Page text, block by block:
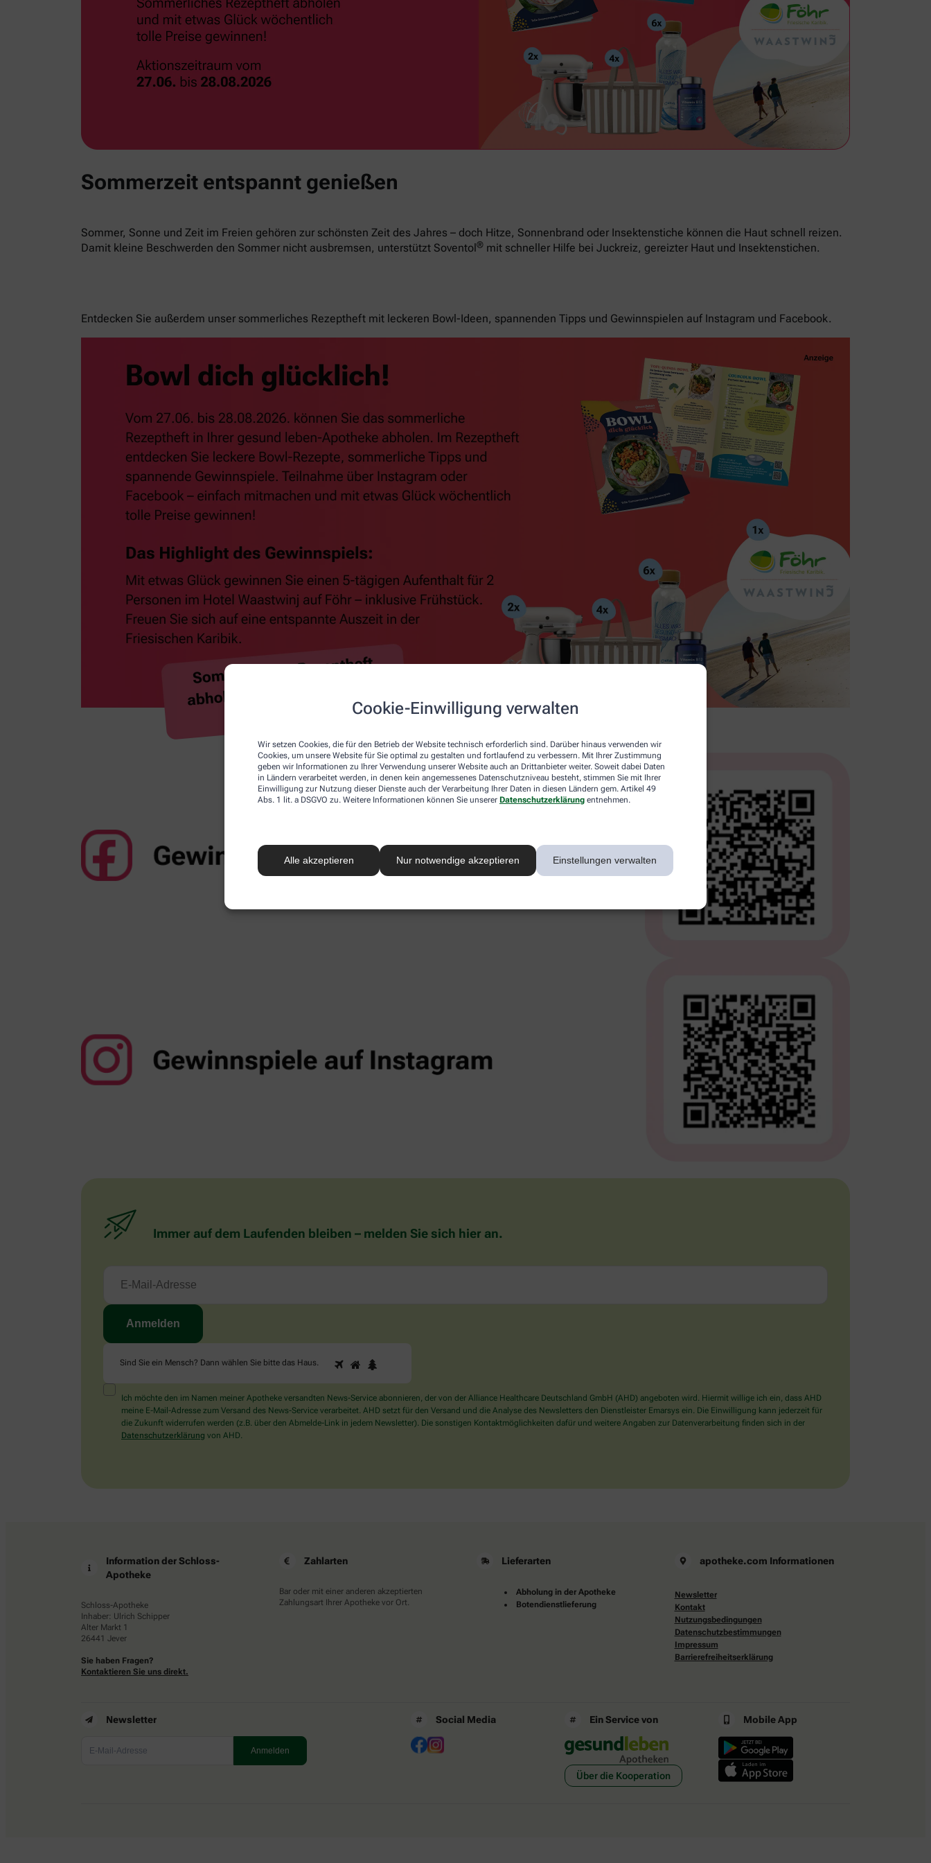
Cookie-Einwilligung verwalten
Wir setzen Cookies, die für den Betrieb der Website technisch erforderlich sind. Darüber hinaus verwenden wir
Cookies, um unsere Website für Sie optimal zu gestalten und fortlaufend zu verbessern. Mit Ihrer Zustimmung
geben wir Informationen zu Ihrer Verwendung unserer Website auch an Drittanbieter weiter. Soweit dabei Daten
in Ländern verarbeitet werden, in denen kein angemessenes Datenschutzniveau besteht, stimmen Sie mit Ihrer
Einwilligung zur Nutzung dieser Dienste auch der Verarbeitung Ihrer Daten in diesen Ländern gem. Artikel 49
Abs. 1 lit. a DSGVO zu. Weitere Informationen können Sie unserer Datenschutzerklärung entnehmen.
Alle akzeptieren Nur notwendige akzeptieren Einstellungen verwalten
Sommerzeit entspannt genießen
Sommer, Sonne und Zeit im Freien gehören zur schönsten Zeit des Jahres – doch Hitze, Sonnenbrand oder Insektenstiche können die Haut schnell reizen.
Damit kleine Beschwerden den Sommer nicht ausbremsen, unterstützt Soventol® mit schneller Hilfe bei Juckreiz, gereizter Haut und Insektenstichen.
Entdecken Sie außerdem unser sommerliches Rezeptheft mit leckeren Bowl-Ideen, spannenden Tipps und Gewinnspielen auf Instagram und Facebook.
Immer auf dem Laufenden bleiben – melden Sie sich hier an.
Sind Sie ein Mensch? Dann wählen Sie bitte das Haus.
Sind
Sie
Mensch?
Dann
wählen
1 2
Ich möchte den im Namen meiner Apotheke versandten News-Service abonnieren, der von der Alliance Healthcare Deutschland GmbH (AHD) angeboten wird. Hiermit willige ich ein, dass AHD
meine E-Mail-Adresse zum Versand des News-Service verarbeitet. AHD setzt für den Versand und die Analyse des Newsletters den Dienstleister Emarsys ein. Die Einwilligung kann jederzeit für
die Zukunft widerrufen werden (z.B. über den Abmelde-Link in jedem Newsletter). Die sonstigen Kontaktmöglichkeiten dafür und weitere Angaben zur Datenverarbeitung finden sich in der
Datenschutzerklärung von AHD.
Information der Schloss-
Apotheke
Schloss-Apotheke
Inhaber: Ulrich Schipper
Alter Markt 1
26441 Jever
Sie haben Fragen?
Kontaktieren Sie uns direkt.
Zahlarten
Bar oder mit einer anderen akzeptierten
Zahlungsart Ihrer Apotheke vor Ort.
Lieferarten
Abholung in der Apotheke
Botendienstlieferung
apotheke.com Informationen
Newsletter
Kontakt
Nutzungsbedingungen
Datenschutzbestimmungen
Impressum
Barrierefreiheitserklärung
Newsletter Social Media Ein Service von
Über die Kooperation
Mobile App